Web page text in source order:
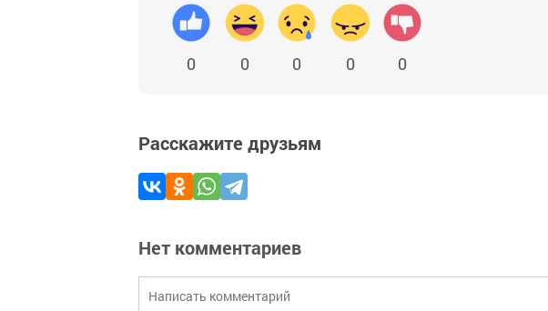
0 0 0 0 0
Расскажите друзьям
Нет комментариев